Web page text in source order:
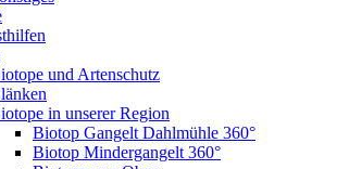
und Artenschutz
in unserer Region
Biotop Gangelt Dahlmühle 360°
Biotop Mindergangelt 360°